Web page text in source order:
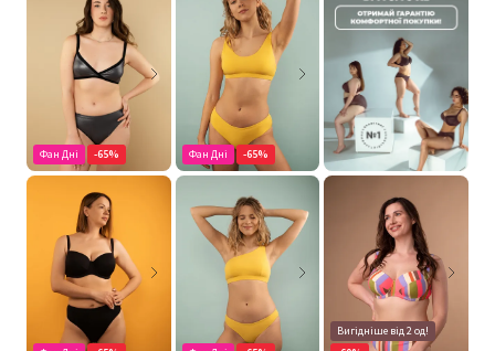
Фан Дні -65% Фан Дні -65%
Вигідніше від 2 од!